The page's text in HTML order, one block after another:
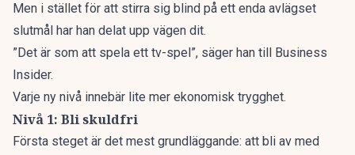
Men i stället för att stirra sig blind på ett enda avlägset
slutmål har han delat upp vägen dit.
”Det är som att spela ett tv-spel”, säger han till Business
Insider.
Varje ny nivå innebär lite mer ekonomisk trygghet.
Nivå 1: Bli skuldfri
Första steget är det mest grundläggande: att bli av med